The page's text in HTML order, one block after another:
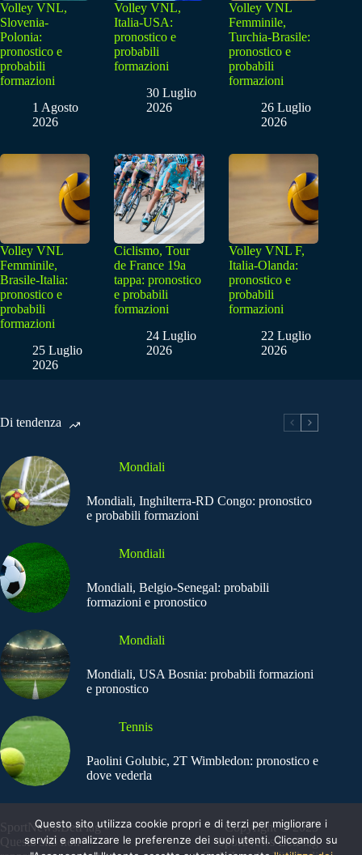
Volley VNL,
Slovenia-
Polonia:
pronostico e
probabili
formazioni
1 Agosto
2026
Volley VNL,
Italia-USA:
pronostico e
probabili
formazioni
30 Luglio
2026
Volley VNL
Femminile,
Turchia-Brasile:
pronostico e
probabili
formazioni
26 Luglio
2026
Volley VNL
Femminile,
Brasile-Italia:
pronostico e
probabili
formazioni
25 Luglio
2026
Ciclismo, Tour
de France 19a
tappa: pronostico
e probabili
formazioni
24 Luglio
2026
Volley VNL F,
Italia-Olanda:
pronostico e
probabili
formazioni
22 Luglio
2026
Di tendenza
Mondiali
Mondiali, Inghilterra-RD Congo: pronostico
e probabili formazioni
Mondiali
Mondiali, Belgio-Senegal: probabili
formazioni e pronostico
Mondiali
Mondiali, USA Bosnia: probabili formazioni
e pronostico
Tennis
Paolini Golubic, 2T Wimbledon: pronostico e
dove vederla
SportNews.BetFlag -
Questo sito non
Copyright © 2025
SportNews BetFlag
Questo sito utilizza cookie propri e di terzi per migliorare i
servizi e analizzare le preferenze dei suoi utenti. Cliccando su